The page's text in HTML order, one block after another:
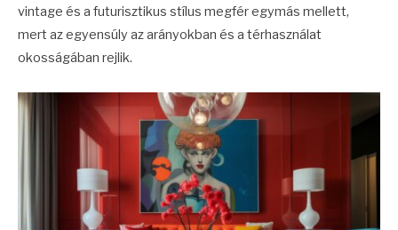
vintage és a futurisztikus stílus megfér egymás mellett,
mert az egyensúly az arányokban és a térhasználat
okosságában rejlik.